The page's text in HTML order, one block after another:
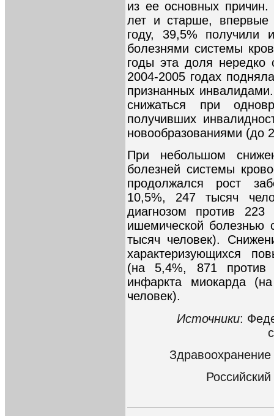
из ее основных
лет и старше, впервые
году, 39,5% получили
болезнями системы
годы эта доля нередко
2004-2005 годах
признанных
снижаться при
получивших
новообразованиями (до
При небольшом
болезней системы
продолжался рост
10,5%, 247 тысяч
диагнозом против
ишемической болезнью
тысяч человек).
характеризующихся
(на 5,4%, 871 против
инфаркта миокарда
человек).
Источники: